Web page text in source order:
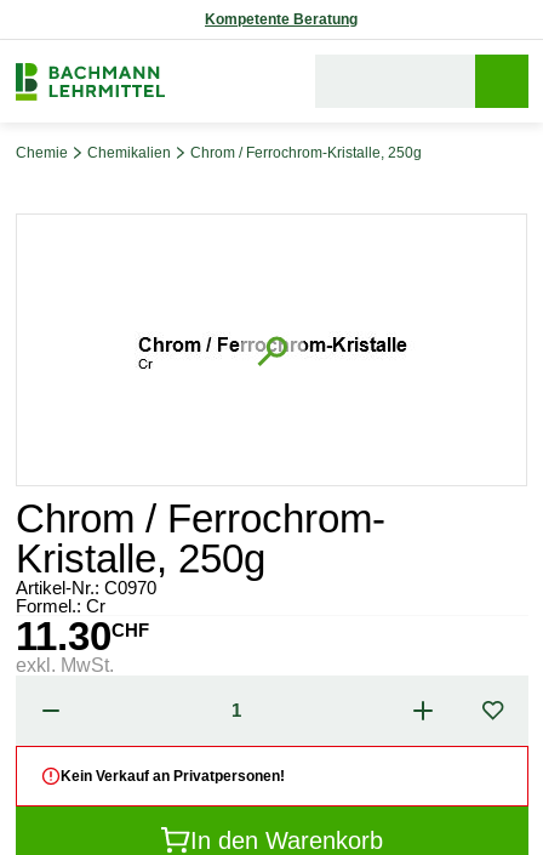
Chemie Chemikalien Chrom / Ferrochrom-Kristalle, 250g
Chrom / Ferrochrom-
Kristalle, 250g
Artikel-Nr.: C0970
Formel.: Cr
11.30CHF
exkl. MwSt.
In den Warenkorb
Kein Verkauf an Privatpersonen!